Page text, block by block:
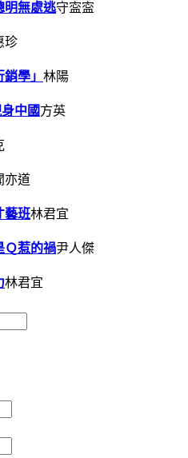
明無處逃守寍寍
珍
學」 林陽
中國方英
亦道
藝班林君宜
Ｑ惹的禍尹人傑
林君宜